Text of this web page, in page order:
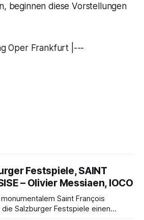
beginnen diese Vorstellungen
Oper Frankfurt |---
Festspiele, SAINT
– Olivier Messiaen, IOCO
Saint François
die Salzburger Festspiele einen